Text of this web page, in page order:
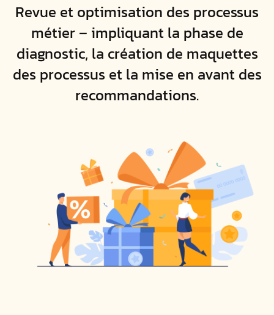
Revue et optimisation des processus
métier – impliquant la phase de
diagnostic, la création de maquettes
des processus et la mise en avant des
recommandations.